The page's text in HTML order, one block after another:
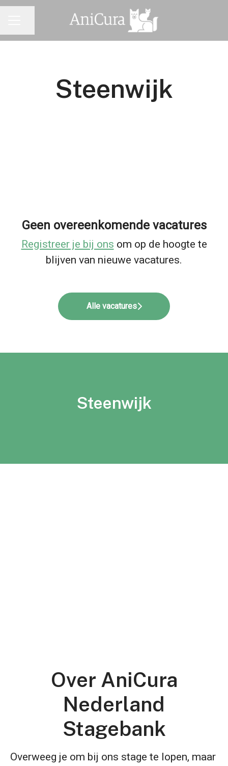
Steenwijk
Geen overeenkomende vacatures
Registreer je bij ons om op de hoogte te
blijven van nieuwe vacatures.
Alle vacatures
Steenwijk
Over AniCura
Nederland
Stagebank
Overweeg je om bij ons stage te lopen, maar